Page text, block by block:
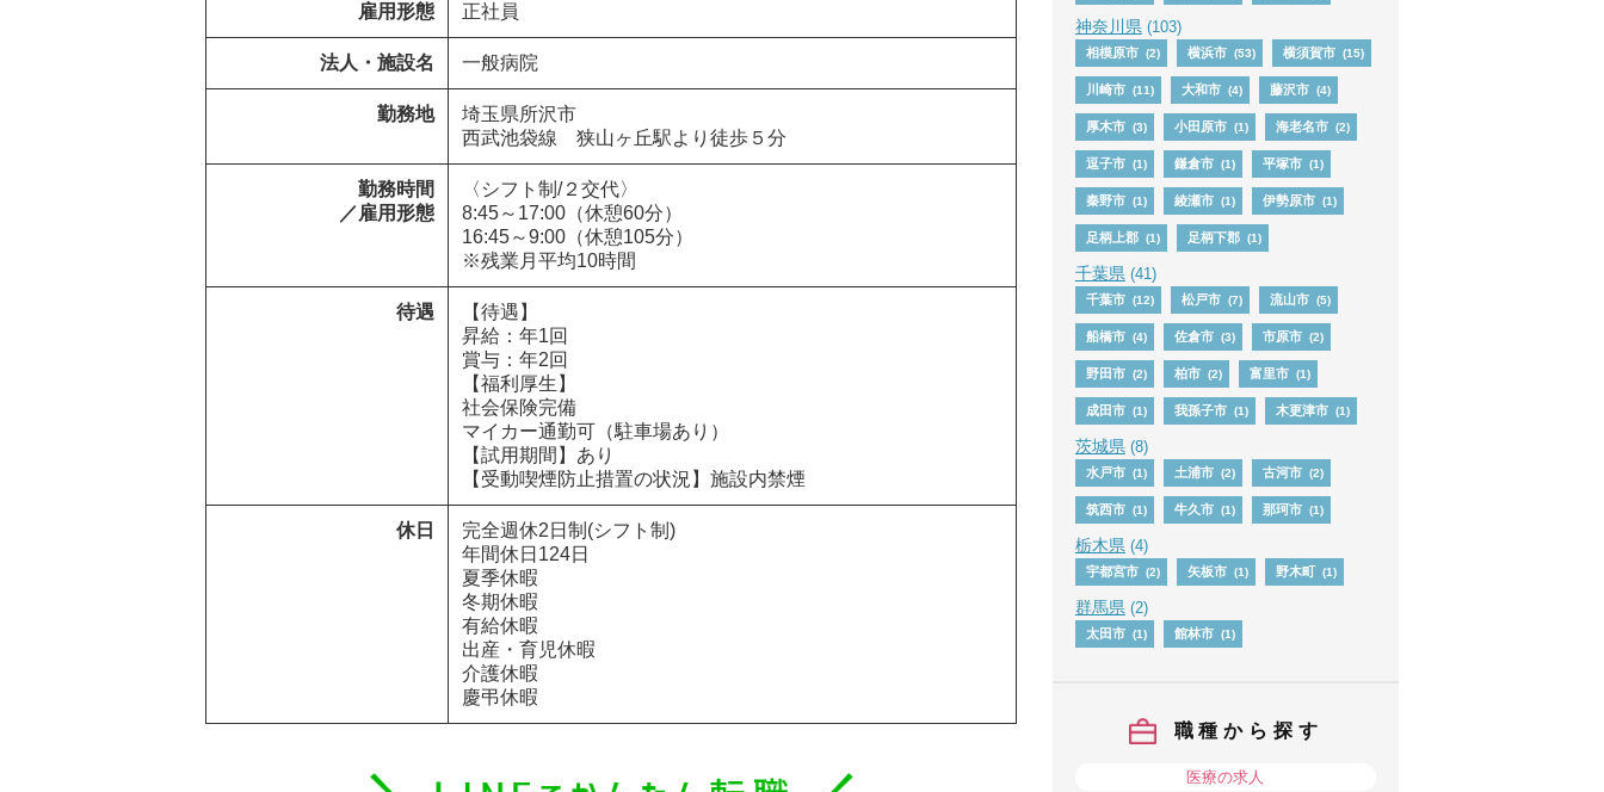
雇用形態 正社員
法人・施設名 一般病院
勤務地
埼玉県所沢市
西武池袋線　狭山ヶ丘駅より徒歩５分
勤務時間
／雇用形態
〈シフト制/２交代〉
8:45～17:00（休憩60分）
16:45～9:00（休憩105分）
※残業月平均10時間
待遇
【待遇】
昇給：年1回
賞与：年2回
【福利厚生】
社会保険完備
マイカー通勤可（駐車場あり）
【試用期間】あり
【受動喫煙防止措置の状況】施設内禁煙
休日
完全週休2日制(シフト制)
年間休日124日
夏季休暇
冬期休暇
有給休暇
出産・育児休暇
介護休暇
慶弔休暇
神奈川県(103)
相模原市 (2) 横浜市 (53) 横須賀市 (15)
川崎市 (11) 大和市 (4) 藤沢市 (4)
厚木市 (3) 小田原市 (1) 海老名市 (2)
逗子市 (1) 鎌倉市 (1) 平塚市 (1)
秦野市 (1) 綾瀬市 (1) 伊勢原市 (1)
足柄上郡 (1) 足柄下郡 (1)
千葉県(41)
千葉市 (12) 松戸市 (7) 流山市 (5)
船橋市 (4) 佐倉市 (3) 市原市 (2)
野田市 (2) 柏市 (2) 富里市 (1)
成田市 (1) 我孫子市 (1) 木更津市 (1)
茨城県(8)
水戸市 (1) 土浦市 (2) 古河市 (2)
筑西市 (1) 牛久市 (1) 那珂市 (1)
栃木県(4)
宇都宮市 (2) 矢板市 (1) 野木町 (1)
群馬県(2)
太田市 (1) 館林市 (1)
職種から探す
医療の求人